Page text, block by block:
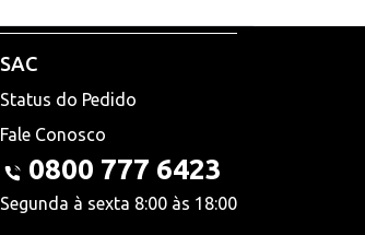
SAC
Status do Pedido
Fale Conosco
0800 777 6423
Segunda à sexta 8:00 às 18:00